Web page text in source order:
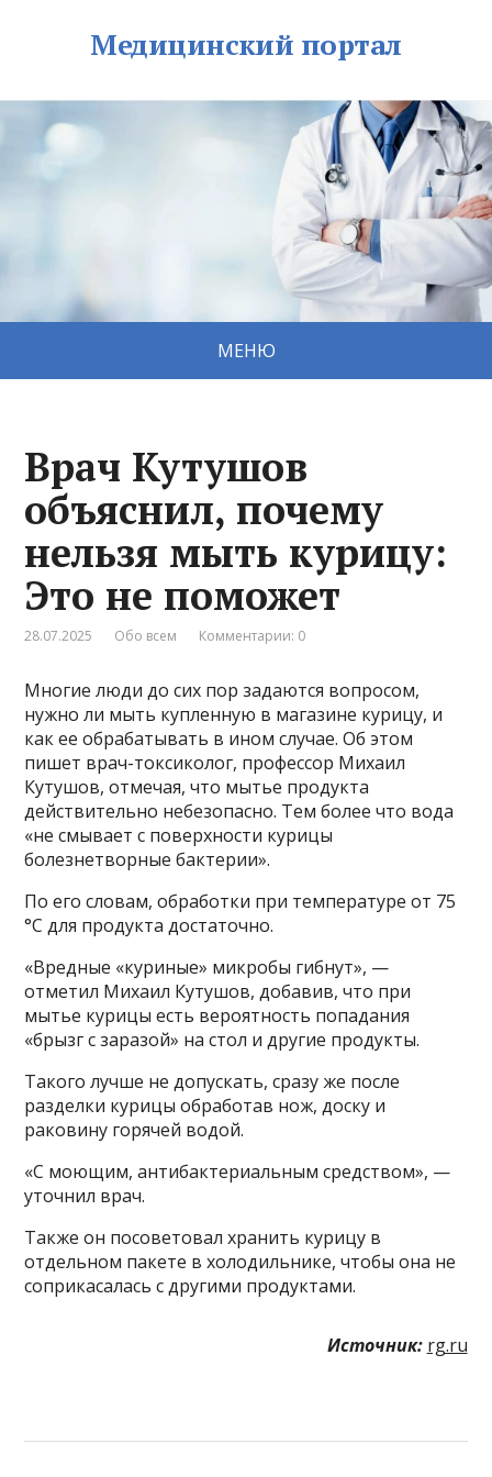
Медицинский портал
МЕНЮ
Врач Кутушов
объяснил, почему
нельзя мыть курицу:
Это не поможет
28.07.2025 Обо всем Комментарии: 0
Многие люди до сих пор задаются вопросом,
нужно ли мыть купленную в магазине курицу, и
как ее обрабатывать в ином случае. Об этом
пишет врач-токсиколог, профессор Михаил
Кутушов, отмечая, что мытье продукта
действительно небезопасно. Тем более что вода
«не смывает с поверхности курицы
болезнетворные бактерии».
По его словам, обработки при температуре от 75
°C для продукта достаточно.
«Вредные «куриные» микробы гибнут», —
отметил Михаил Кутушов, добавив, что при
мытье курицы есть вероятность попадания
«брызг с заразой» на стол и другие продукты.
Такого лучше не допускать, сразу же после
разделки курицы обработав нож, доску и
раковину горячей водой.
«С моющим, антибактериальным средством», —
уточнил врач.
Также он посоветовал хранить курицу в
отдельном пакете в холодильнике, чтобы она не
соприкасалась с другими продуктами.
Источник: rg.ru